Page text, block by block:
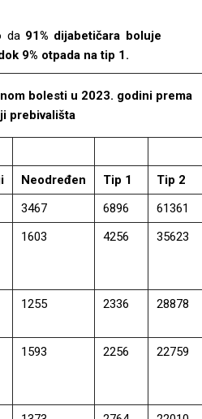
da 91% dijabetičara boluje
9% otpada na tip 1.
bolesti u 2023. godini prema
prebivališta
Neodređen Tip 1
Tip 2
3467 6896
61361
1603 4256 35623
1255 2336 28878
1593 2256 22759